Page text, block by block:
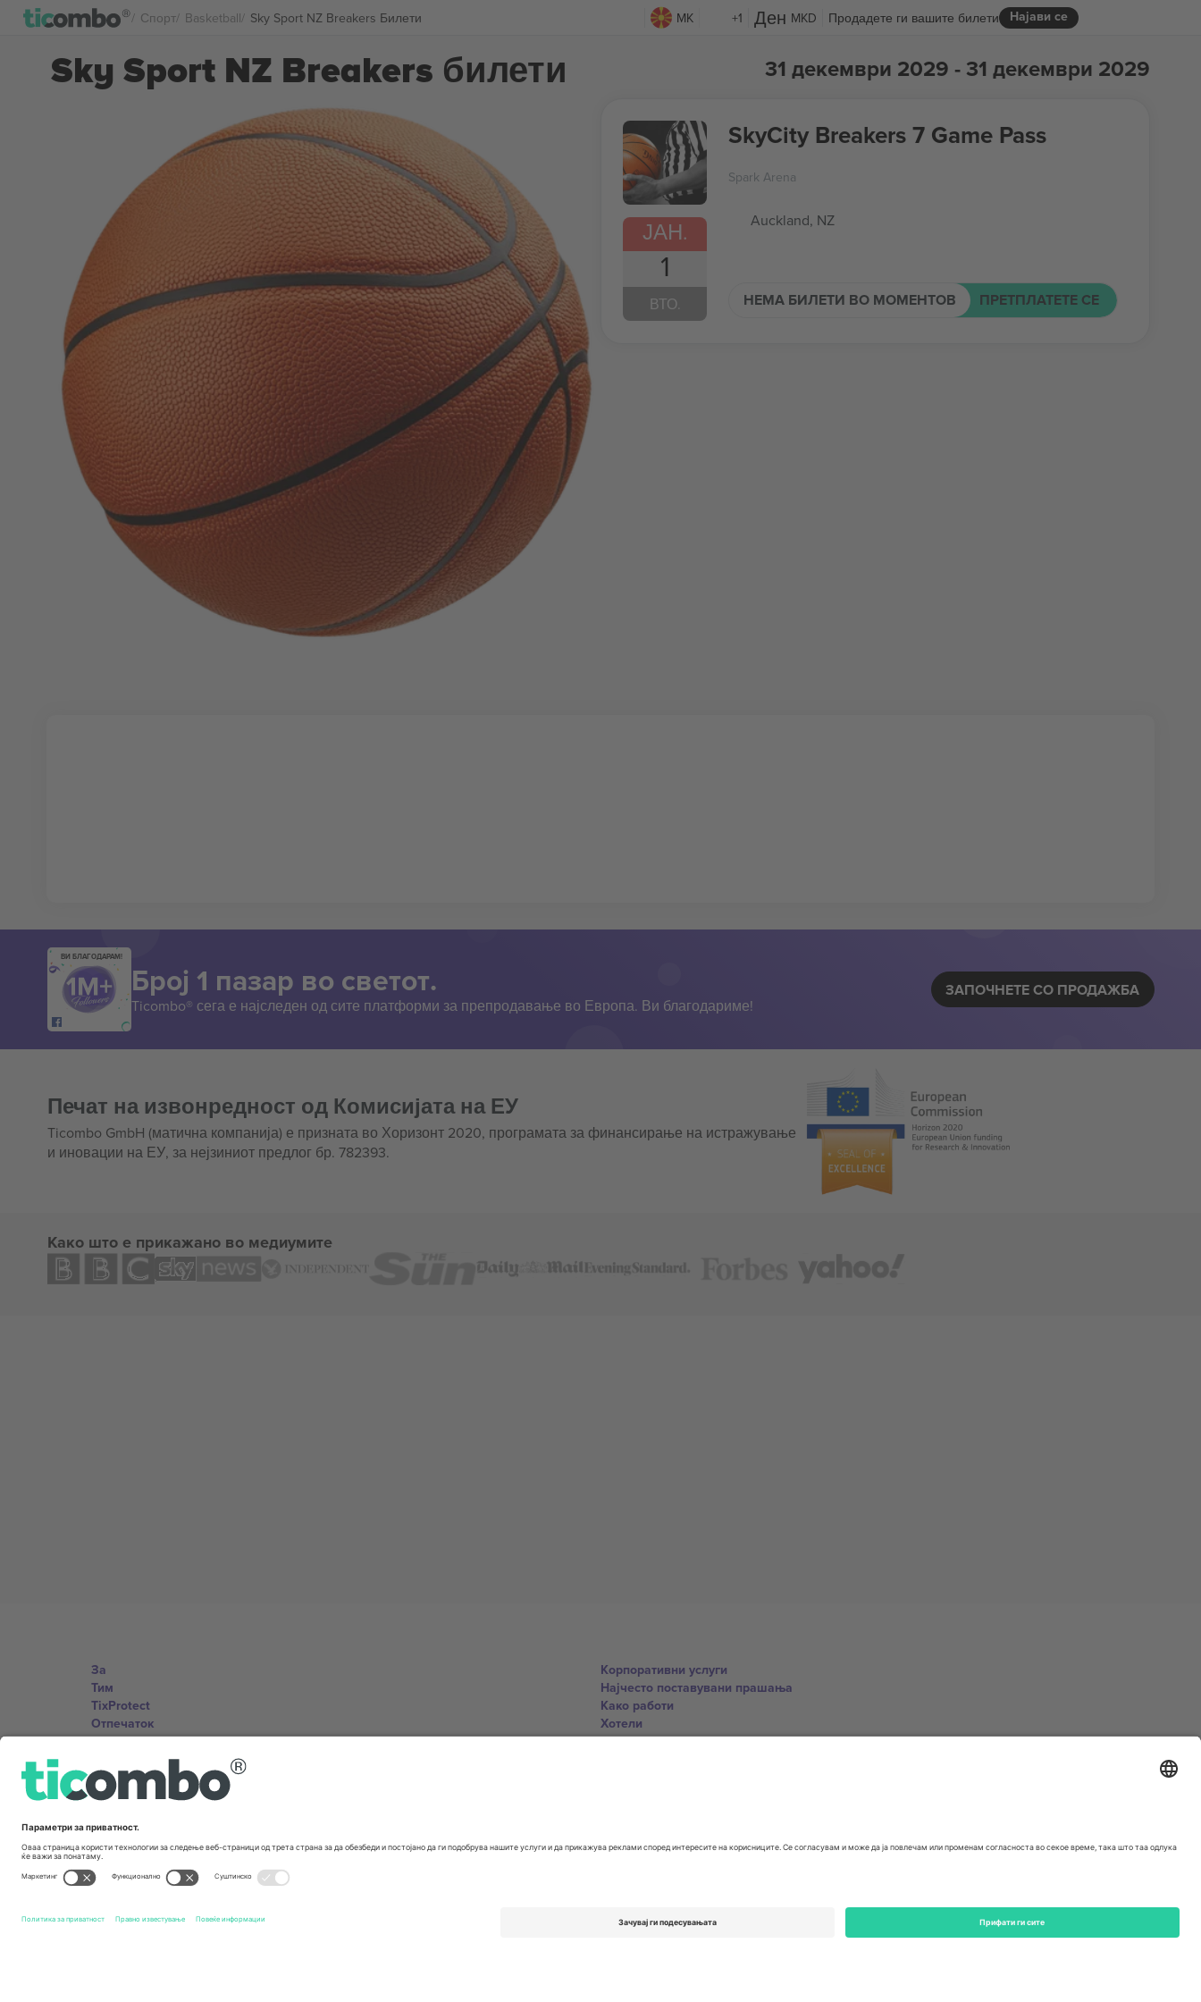
Спорт Basketball Sky Sport NZ Breakers Билети MK +1 MKD Најави се
Продадете ги вашите билети
Sky Sport NZ Breakers билети 31 декември 2029 - 31 декември 2029
ЈАН.
1
ВТО.
SkyCity Breakers 7 Game Pass
Spark Arena
Auckland, NZ
НЕМА БИЛЕТИ ВО МОМЕНТОВ ПРЕТПЛАТЕТЕ СЕ
ВИ БЛАГОДАРАМ!
Број 1 пазар во светот.
Ticombo® сега е најследен од сите платформи за препродавање во Европа. Ви благодариме!
ЗАПОЧНЕТЕ СО ПРОДАЖБА
Печат на извонредност од Комисијата на ЕУ
Ticombo GmbH (матична компанија) е призната во Хоризонт 2020, програмата за финансирање на истражување
и иновации на ЕУ, за нејзиниот предлог бр. 782393.
Како што е прикажано во медиумите
За
Тим
TixProtect
Отпечаток
Правила и услови
Придружна програма
Корпоративни услуги
Најчесто поставувани прашања
Како работи
Хотели
World Cup Hub
United Kingdom